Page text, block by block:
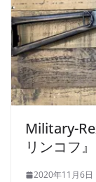
Military-
リンコフ』
2020年11月6日